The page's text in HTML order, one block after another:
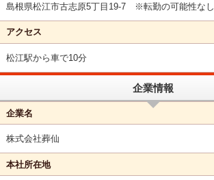
島根県松江市古志原5丁目19-7 ※転勤の可能性なし
アクセス
松江駅から車で10分
企業情報
企業名
株式会社葬仙
本社所在地